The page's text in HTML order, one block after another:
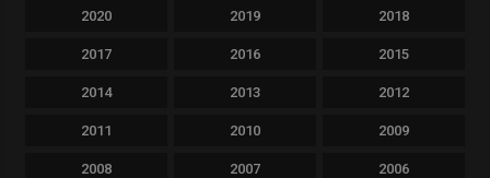
2020 2019 2018
2017 2016 2015
2014 2013 2012
2011 2010 2009
2008 2007 2006